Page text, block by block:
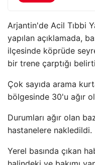
Arjantin'de Acil Tıbbi
yapılan açıklamada,
ilçesinde köprüde
bir trene çarptığı
Çok sayıda arama
bölgesinde 30'u ağır
Durumları ağır olan
hastanelere nakledildi.
Yerel basında çıkan